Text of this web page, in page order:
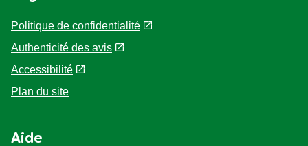
Politique de confidentialité
Authenticité des avis
Accessibilité
Plan du site
Aide